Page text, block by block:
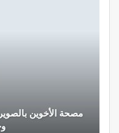
مصحة الأخوين